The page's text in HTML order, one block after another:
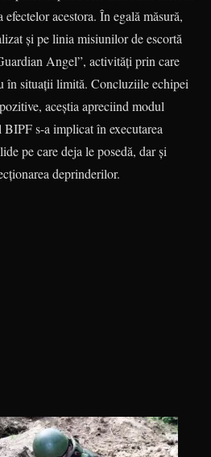
acestora. În egală măsură,
şi pe linia misiunilor de escortă
Angel”, activităţi prin care
în situaţii limită. Concluziile echipei
aceştia apreciind modul
s-a implicat în executarea
pe care deja le posedă, dar şi
deprinderilor.